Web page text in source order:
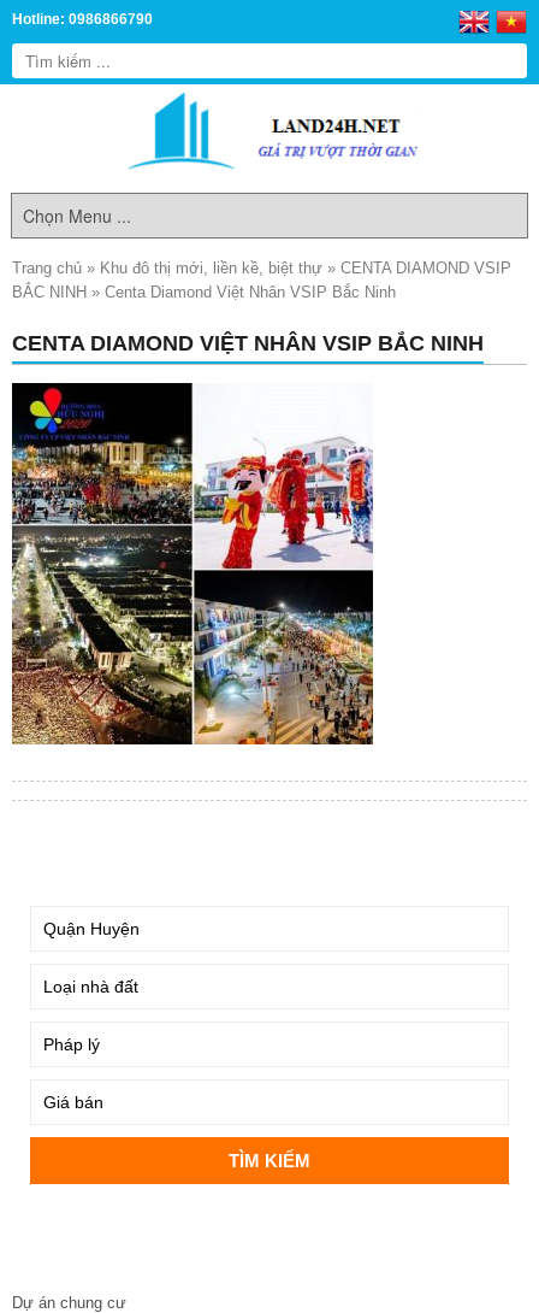
Hotline: 0986866790
Trang chủ » Khu đô thị mới, liền kề, biệt thự » CENTA DIAMOND VSIP
BẮC NINH » Centa Diamond Việt Nhân VSIP Bắc Ninh
CENTA DIAMOND VIỆT NHÂN VSIP BẮC NINH
Dự án chung cư